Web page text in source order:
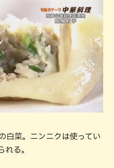
白菜。ニンニクは使ってい
れる。